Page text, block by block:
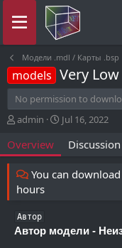
Модели .mdl / Карты .bsp
models Very
No permission to
A
t
h
o
r
admin
C
t
a
Jul 16, 2022
Overview Discussion
You can
hours
Автор
Автор модели -